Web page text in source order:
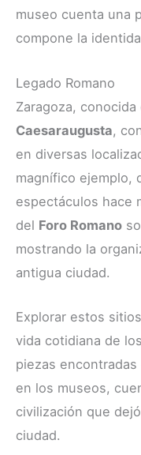
museo cuenta una
compone la
Legado Romano
Zaragoza,
Caesaraugusta,
en diversas
magnífico ejemplo,
espectáculos hace
del Foro Romano
mostrando la
antigua ciudad.
Explorar estos
vida cotidiana de
piezas
en los museos,
civilización que
ciudad.